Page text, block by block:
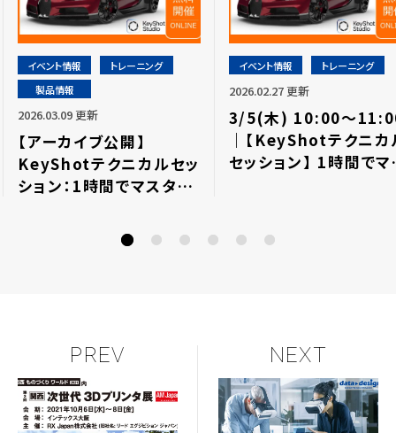
イベント情報
トレーニング
製品情報
2026.03.09 更新
【アーカイブ公開】
KeyShotテクニカルセッ
ション：1時間でマスタ
イベント情報 トレーニング
2026.02.27 更新
3/5(木) 10:00～
｜【KeyShotテクニカ
セッション】 1時間で
PREV NEXT